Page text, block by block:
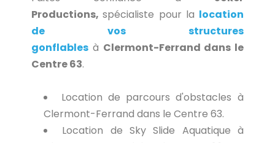
Productions,spécialiste pour la location
de vos structures
gonflables à Clermont-Ferrand dans le
Centre 63.
Location de parcours d'obstacles à
Clermont-Ferrand dans le Centre 63.
Location de Sky Slide Aquatique à